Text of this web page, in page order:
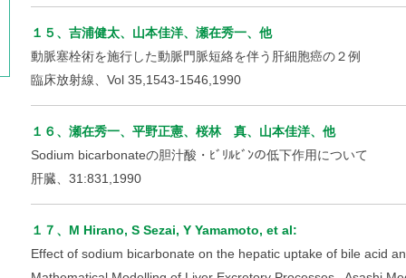
１５、吉浦健太、山本佳洋、瀬在秀一、他
動脈塞栓術を施行した動脈門脈短絡を伴う肝細胞癌の２例
臨床放射線、Vol 35,1543-1546,1990
１６、瀬在秀一、平野正憲、桜林 真、山本佳洋、他
Sodium bicarbonateの胆汁酸・ﾋﾞﾘﾙﾋﾞﾝの低下作用について
肝臓、31:831,1990
１７、M Hirano, S Sezai, Y Yamamoto, et al:
Effect of sodium bicarbonate on the hepatic uptake of bile acid